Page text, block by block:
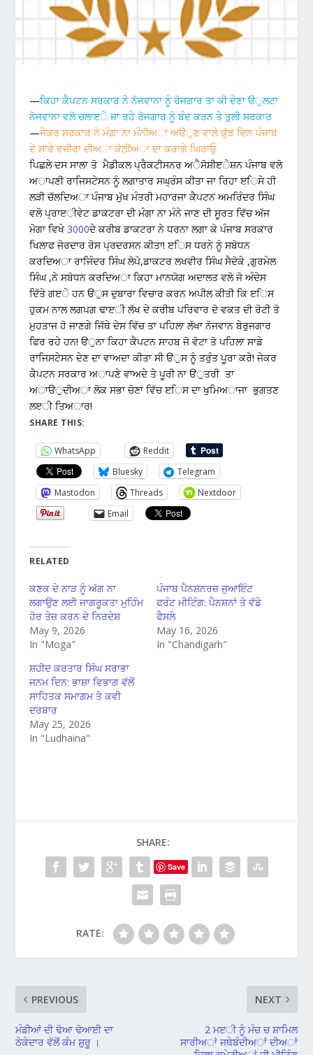
—ਕਿਹਾ ਕੈਪਟਨ ਸਰਕਾਰ ਨੇ ਨੋਜਵਾਨਾ ਨੂੰ ਰੋਜਗਾਰ ਤਾ ਕੀ ਦੇਣਾ ੳੁਲਟਾ
ਨੋਜਵਾਨਾ ਵਲੋ ਚਲਾੲੇ ਜਾ ਰਹੇ ਰੋਜਗਾਰ ਨੂੰ ਬੰਦ ਕਰਨ ਤੇ ਤੁਲੀ ਸਰਕਾਰ
—ਜੇਕਰ ਸਰਕਾਰ ਨੇ ਮੰਗਾ ਨਾ ਮੰਨੀਅਾ ਅੳੁਣ ਵਾਲੇ ਕੁੱਝ ਦਿਨ ਪੰਜਾਬ
ਦੇ ਸਾਰੇ ਵਜੀਰਾ ਦੀਅਾ ਕੋਠੀਅਾ ਦਾ ਕਰਾਗੇ ਘਿਰਾਓੁ
ਪਿਛਲੇ ਦਸ ਸਾਲਾ ਤੋ ਮੈਡੀਕਲ ਪ੍ਰੈਕਟੀਸਨਰ ਅੈਸੋਸ਼ੀੲੇਸ਼ਨ ਪੰਜਾਬ ਵਲੋ
ਅਾਪਣੀ ਰਾਜਿਸਟੇਸਨ ਨੂੰ ਲਗਾਤਾਰ ਸਘ੍ਰੰਸ ਕੀਤਾ ਜਾ ਰਿਹਾ ੲਿਸੇ ਹੀ
ਲੜੀ ਚੱਲਦਿਅਾ ਪੰਜਾਬ ਮੁੱਖ ਮੰਤਰੀ ਮਹਾਰਜਾ ਕੈਪਟਨ ਅਮਰਿੰਦਰ ਸਿੰਘ
ਵਲੋ ਪ੍ਰਾੲੀਵੇਟ ਡਾਕਟਰਾ ਦੀ ਮੰਗਾ ਨਾ ਮੰਨੇ ਜਾਣ ਦੀ ਸੂਰਤ ਵਿੱਚ ਅੱਜ
ਮੋਗਾ ਵਿਖੇ 3000ਦੇ ਕਰੀਬ ਡਾਕਟਰਾ ਨੇ ਧਰਨਾ ਲਗਾ ਕੇ ਪੰਜਾਬ ਸਰਕਾਰ
ਖਿਲਾਫ ਜੋਰਦਾਰ ਰੋਸ ਪ੍ਰਦਰਸਨ ਕੀਤਾ! ੲਿਸ ਧਰਨੇ ਨੂੰ ਸਬੋਧਨ
ਕਰਦਿਅਾ ਰਾਜਿੰਦਰ ਸਿੰਘ ਲੋਪੋ,ਡਾਕਟਰ ਲਖਵੀਰ ਸਿੰਘ ਸੈਦੋਕੇ ,ਗੁਰਮੇਲ
ਸਿੰਘ ,ਨੇ ਸਬੋਧਨ ਕਰਦਿਅਾ ਕਿਹਾ ਮਾਨਯੋਗ ਅਦਾਲਤ ਵਲੋ ਜੋ ਅੰਦੇਸ
ਦਿੱਤੇ ਗੲੇ ਹਨ ੳੁਸ ਦੁਬਾਰਾ ਵਿਚਾਰ ਕਰਨ ਅਪੀਲ ਕੀਤੀ ਕਿ ੲਿਸ
ਹੁਕਮ ਨਾਲ ਲਗਪਗ ਢਾੲੀ ਲੱਖ ਦੇ ਕਰੀਬ ਪਰਿਵਾਰ ਦੋ ਵਕਤ ਦੀ ਰੋਟੀ ਤੋ
ਮੁਹਤਾਜ ਹੋ ਜਾਣਗੇ ਜਿੱਥੇ ਦੇਸ ਵਿੱਚ ਤਾ ਪਹਿਲਾ ਲੱਖਾ ਨੋਜਵਾਨ ਬੇਰੁਜਗਾਰ
ਫਿਰ ਰਹੇ ਹਨ! ੳੁਨਾ ਕਿਹਾ ਕੈਪਟਨ ਸਾਹਬ ਜੋ ਵੋਟਾ ਤੋ ਪਹਿਲਾ ਸਾਡੇ
ਰਾਜਿਸਟੇਸਨ ਦੇਣ ਦਾ ਵਾਅਦਾ ਕੀਤਾ ਸੀ ੳੁਸ ਨੂੰ ਤਰੁੰਤ ਪੂਰਾ ਕਰੇ! ਜੇਕਰ
ਕੈਪਟਨ ਸਰਕਾਰ ਅਾਪਣੇ ਵਾਅਦੇ ਤੇ ਪੂਰੀ ਨਾ ੳੁਤਰੀ ਤਾ
ਅਾੳੁਦੀਅਾ ਲੋਕ ਸਭਾ ਚੋਣਾ ਵਿੱਚ ੲਿਸ ਦਾ ਖੁਮਿਅਾਜਾ ਭੁਗਤਣ
ਲੲੀ ਤਿਅਾਰ!
SHARE THIS:
WhatsApp
Reddit
Bluesky
Telegram
Mastodon
Threads
Nextdoor
Email
RELATED
ਕਣਕ ਦੇ ਨਾੜ ਨੂੰ ਅੱਗ ਨਾ
ਲਗਾਉਣ ਲਈ ਜਾਗਰੂਕਤਾ ਮੁਹਿੰਮ
ਹੋਰ ਤੇਜ਼ ਕਰਨ ਦੇ ਨਿਰਦੇਸ਼
May 9, 2026
In "Moga"
ਪੰਜਾਬ ਪੈਨਸ਼ਨਰਜ਼ ਜੁਆਇੰਟ
ਫਰੰਟ ਮੀਟਿੰਗ: ਪੈਨਸ਼ਨਾਂ ਤੇ ਵੱਡੇ
ਫੈਸਲੇ
May 16, 2026
In "Chandigarh"
ਸ਼ਹੀਦ ਕਰਤਾਰ ਸਿੰਘ ਸਰਾਭਾ
ਜਨਮ ਦਿਨ: ਭਾਸ਼ਾ ਵਿਭਾਗ ਵੱਲੋਂ
ਸਾਹਿਤਕ ਸਮਾਗਮ ਤੇ ਕਵੀ
ਦਰਬਾਰ
May 25, 2026
In "Ludhaina"
SHARE:
Save
RATE:
PREVIOUS
ਮੰਡੀਆਂ ਦੀ ਢੋਆ ਢੋਆਈ ਦਾ
ਠੇਕੇਦਾਰ ਵੱਲੋਂ ਕੰਮ ਸ਼ੁਰੂ ।
NEXT
2 ਮੲੀ ਨੂੰ ਮੰਚ ਚ ਸ਼ਾਮਿਲ
ਸਾਰੀਅਾਂ ਜਥੇਬੰਦੀਅਾਂ ਦੀਅਾਂ